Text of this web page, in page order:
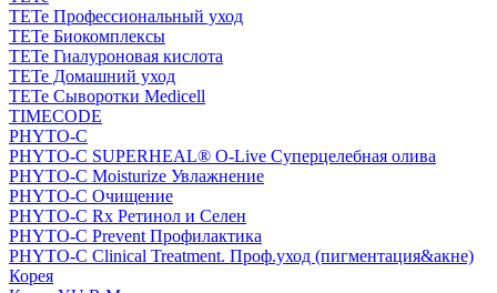
TETe Профессиональный уход
TETe Биокомплексы
TETe Гиалуроновая кислота
TETe Домашний уход
TETe Сыворотки Medicell
TIMECODE
PHYTO-C
PHYTO-C SUPERHEAL® O-Live Суперцелебная олива
PHYTO-C Moisturize Увлажнение
PHYTO-C Очищение
PHYTO-C Rx Ретинол и Селен
PHYTO-C Prevent Профилактика
PHYTO-C Clinical Treatment. Проф.уход (пигментация&акне)
Корея